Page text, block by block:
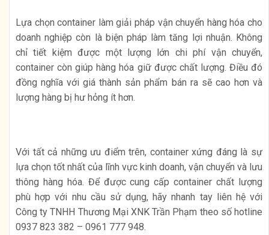
Lựa chọn container làm giải pháp vận chuyển hàng hóa cho
doanh nghiệp còn là biện pháp làm tăng lợi nhuận. Không
chỉ tiết kiệm được một lượng lớn chi phí vận chuyển,
container còn giúp hàng hóa giữ được chất lượng. Điều đó
đồng nghĩa với giá thành sản phẩm bán ra sẽ cao hơn và
lượng hàng bị hư hỏng ít hơn.
Với tất cả những ưu điểm trên, container xứng đáng là sự
lựa chọn tốt nhất của lĩnh vực kinh doanh, vận chuyển và lưu
thông hàng hóa. Để được cung cấp container chất lượng
phù hợp với nhu cầu sử dụng, hãy nhanh tay liên hệ với
Công ty TNHH Thương Mại XNK Trần Phạm theo số hotline
0937 823 382 – 0961 777 948.